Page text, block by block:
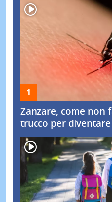
Zanzare, come non
trucco per